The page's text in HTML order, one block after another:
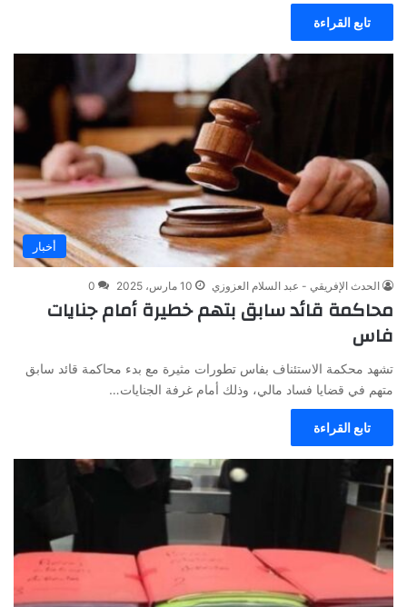
تابع القراءة
أخبار
الحدث الإفريقي - عبد السلام العزوزي 10 مارس، 2025 0
محاكمة قائد سابق بتهم خطيرة أمام جنايات
فاس
تشهد محكمة الاستئناف بفاس تطورات مثيرة مع بدء محاكمة قائد سابق
متهم في قضايا فساد مالي، وذلك أمام غرفة الجنايات…
تابع القراءة